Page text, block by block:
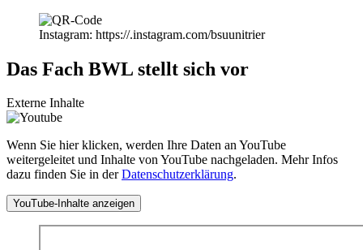
Instagram: https://.instagram.com/bsuunitrier
Das Fach BWL stellt sich vor
Externe Inhalte
Wenn Sie hier klicken, werden Ihre Daten an YouTube
weitergeleitet und Inhalte von YouTube nachgeladen. Mehr Infos
dazu finden Sie in derDatenschutzerklärung.
YouTube-Inhalte anzeigen